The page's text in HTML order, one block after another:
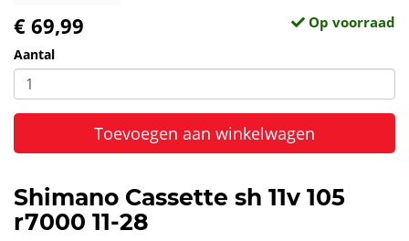
€ 69,99 Op voorraad
Aantal
Toevoegen aan winkelwagen
Shimano Cassette sh 11v 105
r7000 11-28